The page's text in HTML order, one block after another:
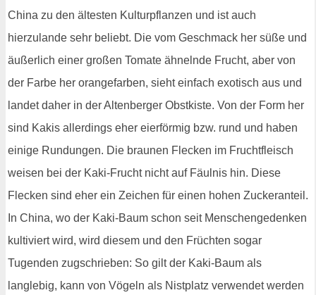
China zu den ältesten Kulturpflanzen und ist auch
hierzulande sehr beliebt. Die vom Geschmack her süße und
äußerlich einer großen Tomate ähnelnde Frucht, aber von
der Farbe her orangefarben, sieht einfach exotisch aus und
landet daher in der Altenberger Obstkiste. Von der Form her
sind Kakis allerdings eher eierförmig bzw. rund und haben
einige Rundungen. Die braunen Flecken im Fruchtfleisch
weisen bei der Kaki-Frucht nicht auf Fäulnis hin. Diese
Flecken sind eher ein Zeichen für einen hohen Zuckeranteil.
In China, wo der Kaki-Baum schon seit Menschengedenken
kultiviert wird, wird diesem und den Früchten sogar
Tugenden zugschrieben: So gilt der Kaki-Baum als
langlebig, kann von Vögeln als Nistplatz verwendet werden